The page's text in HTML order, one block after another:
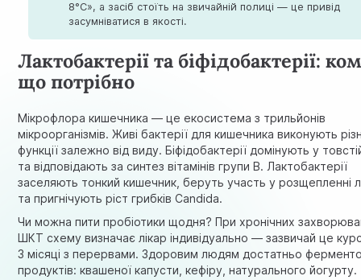
8°C», а засіб стоїть на звичайній полиці — це привід
засумніватися в якості.
Лактобактерії та біфідобактерії:
що потрібно
Мікрофлора кишечника — це екосистема з трильйонів
мікроорганізмів. Живі бактерії для кишечника виконують
функції залежно від виду. Біфідобактерії домінують у
та відповідають за синтез вітамінів групи B. Лактобактерії
заселяють тонкий кишечник, беруть участь у розщепленні
та пригнічують ріст грибків Candida.
Чи можна пити пробіотики щодня? При хронічних
ШКТ схему визначає лікар індивідуально — зазвичай це
3 місяці з перервами. Здоровим людям достатньо
продуктів: квашеної капусти, кефіру, натурального йогурту.